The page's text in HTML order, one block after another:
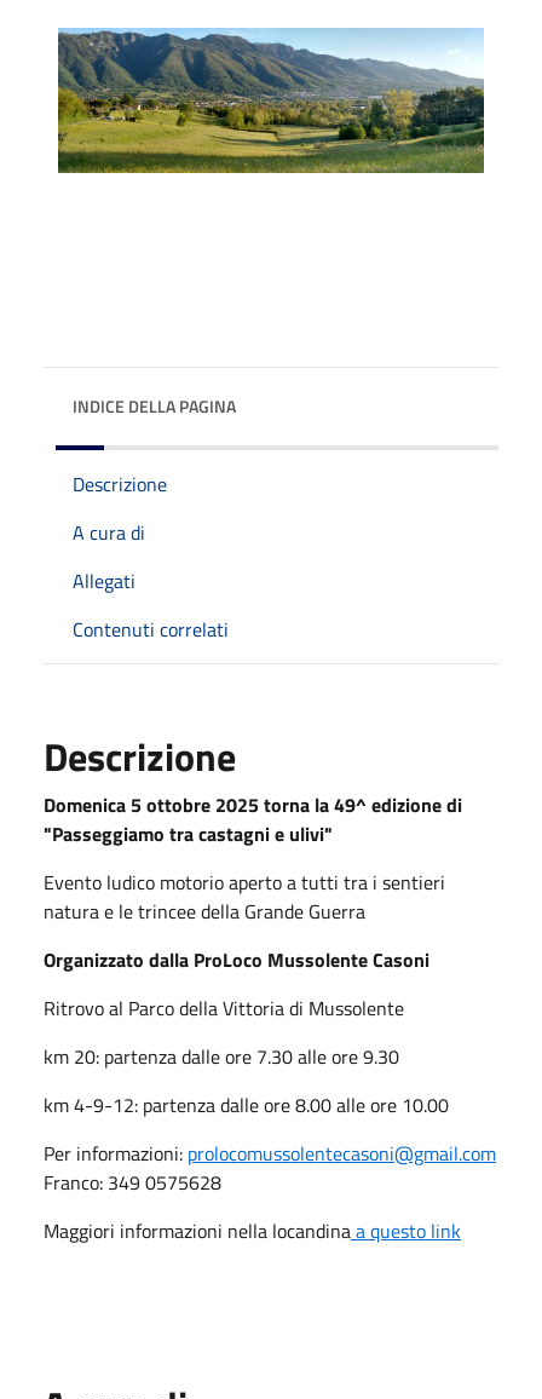
INDICE DELLA PAGINA
Descrizione
A cura di
Allegati
Contenuti correlati
Descrizione
Domenica 5 ottobre 2025 torna la 49^ edizione di
"Passeggiamo tra castagni e ulivi"
Evento ludico motorio aperto a tutti tra i sentieri
natura e le trincee della Grande Guerra
Organizzato dalla ProLoco Mussolente Casoni
Ritrovo al Parco della Vittoria di Mussolente
km 20: partenza dalle ore 7.30 alle ore 9.30
km 4-9-12: partenza dalle ore 8.00 alle ore 10.00
Per informazioni: prolocomussolentecasoni@gmail.com
Franco: 349 0575628
Maggiori informazioni nella locandinaa questo link